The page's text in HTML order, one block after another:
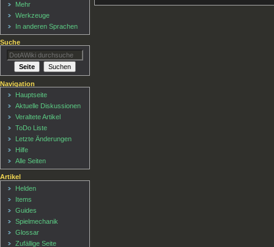
Mehr
Werkzeuge
In anderen Sprachen
Suche
Navigation
Hauptseite
Aktuelle Diskussionen
Veraltete Artikel
ToDo Liste
Letzte Änderungen
Hilfe
Alle Seiten
Artikel
Helden
Items
Guides
Spielmechanik
Glossar
Zufällige Seite